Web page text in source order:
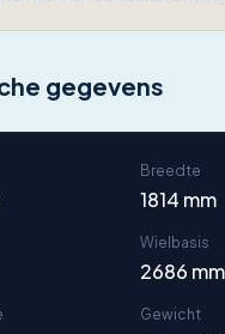
gegevens
Breedte
1814 mm
Wielbasis
2686 mm
Gewicht